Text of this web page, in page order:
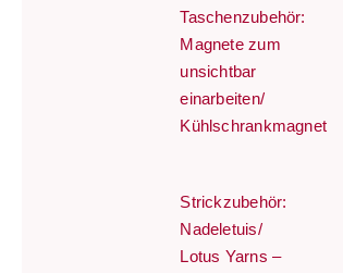
Taschenzubehör:
Magnete zum
unsichtbar
einarbeiten/
Kühlschrankmagnet
Strickzubehör:
Nadeletuis/
Lotus Yarns –